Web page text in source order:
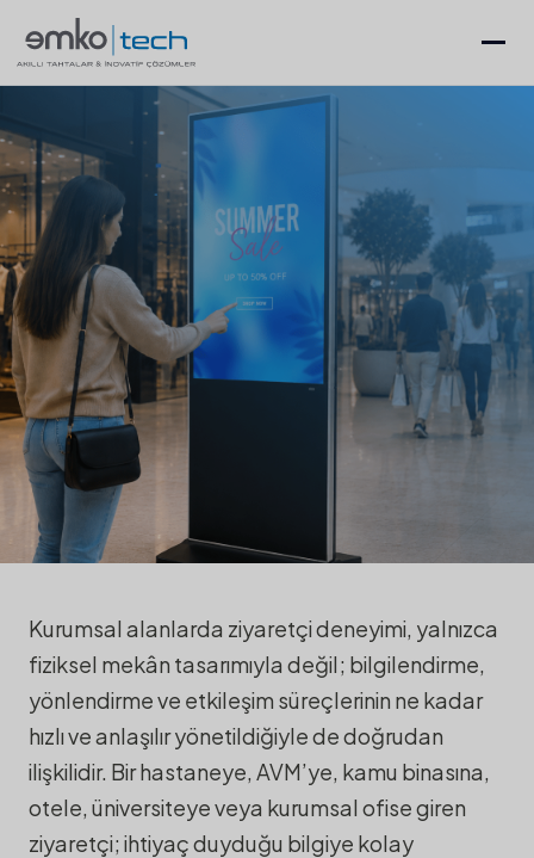
Güçlendiren Dijital
Çözümler: Kiosk,
Pano ve Ekran
Sistemleri Nasıl
Kullanılır?
07/07/2026
·Blog Yazıları
Kurumsal alanlarda ziyaretçi deneyimi, yalnızca
fiziksel mekân tasarımıyla değil; bilgilendirme,
yönlendirme ve etkileşim süreçlerinin ne kadar
hızlı ve anlaşılır yönetildiğiyle de doğrudan
ilişkilidir. Bir hastaneye, AVM’ye, kamu binasına,
otele, üniversiteye veya kurumsal ofise giren
ziyaretçi; ihtiyaç duyduğu bilgiye kolay